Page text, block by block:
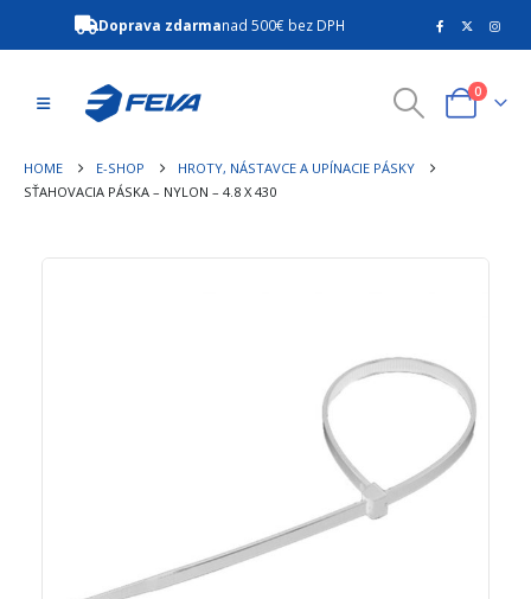
Doprava zdarmanad 500€ bez DPH
0
HOME E-SHOP
HROTY, NÁSTAVCE A UPÍNACIE PÁSKY
SŤAHOVACIA PÁSKA – NYLON – 4.8 X 430